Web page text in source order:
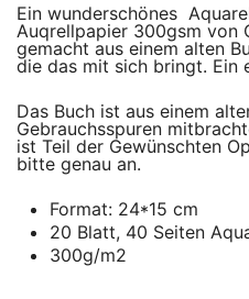
Ein wunderschönes
Auqrellpapier 300gsm von
gemacht aus einem alten
die das mit sich bringt. Ein
Das Buch ist aus einem
Gebrauchsspuren
ist Teil der Gewünschten
bitte genau an.
Format: 24*15 cm
20 Blatt, 40 Seiten
300g/m2